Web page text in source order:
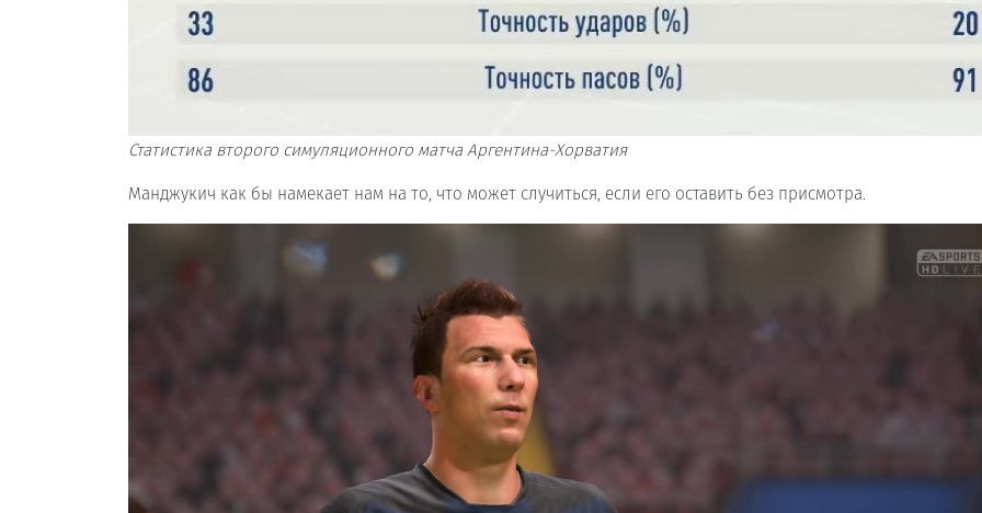
Статистика второго симуляционного матча Аргентина-Хорватия
Манджукич как бы намекает нам на то, что может случиться, если его оставить без присмотра.